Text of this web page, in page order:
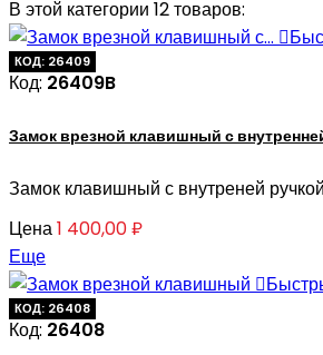
В этой категории 12 товаров:
КОД: 26409

Код: 26409B
Замок врезной клавишный с
Замок клавишный с внутреней
Цена1 400,00 ₽
Еще
КОД: 26408

Код: 26408